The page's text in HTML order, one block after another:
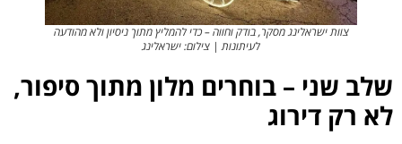
צוות ישראלינג מסקר, בודק וחווה – כדי להמליץ מתוך ניסיון ולא מהודעה
לעיתונות | צילום: ישראלינג
שלב שני – בוחרים מלון מתוך סיפור,
לא רק דירוג